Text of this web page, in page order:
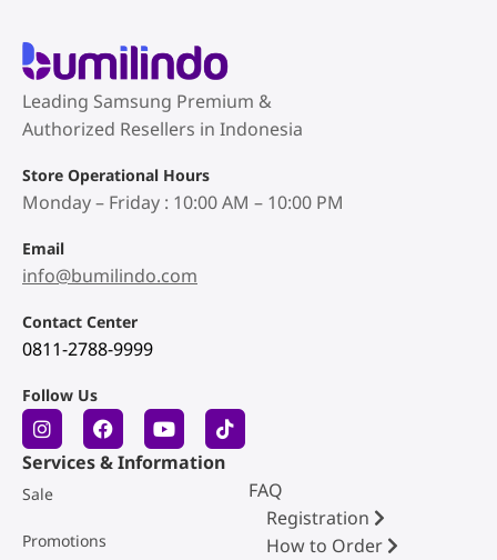
Leading Samsung Premium &
Authorized Resellers in Indonesia
Store Operational Hours
Monday – Friday : 10:00 AM – 10:00 PM
Email
info@bumilindo.com
Contact Center
0811-2788-9999
Follow Us
Services & Information
Sale
Promotions
FAQ
Registration
How to Order